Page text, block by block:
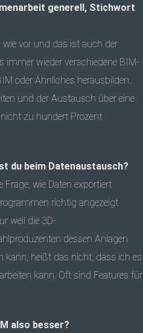
generell, Stichwort
vor und das ist auch der
immer wieder verschiedene BIM-
oder Ähnliches herausbilden.
und der Austausch über eine
zu hundert Prozent
du beim Datenaustausch?
wie Daten exportiert
richtig angezeigt
weil die 3D-
dessen Anlagen
kann, heißt das nicht, dass ich es
kann. Oft sind Features für
also besser?